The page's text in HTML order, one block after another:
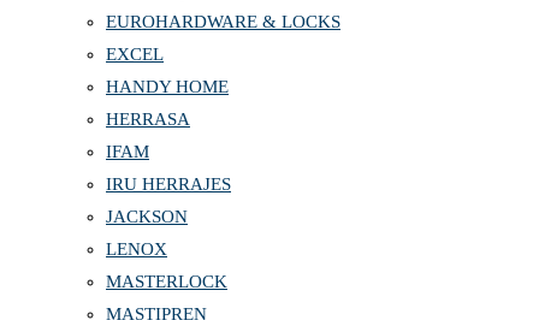
EUROHARDWARE & LOCKS
EXCEL
HANDY HOME
HERRASA
IFAM
IRU HERRAJES
JACKSON
LENOX
MASTERLOCK
MASTIPREN